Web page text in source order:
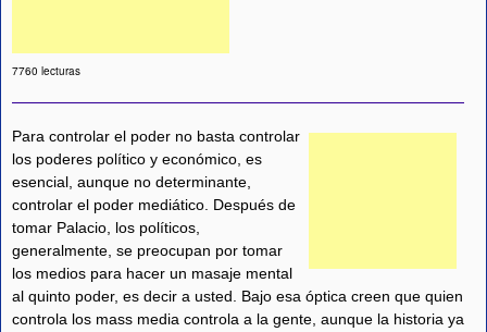
7760 lecturas
Para controlar el poder no basta controlar
los poderes político y económico, es
esencial, aunque no determinante,
controlar el poder mediático. Después de
tomar Palacio, los políticos,
generalmente, se preocupan por tomar
los medios para hacer un masaje mental
al quinto poder, es decir a usted. Bajo esa óptica creen que quien
controla los mass media controla a la gente, aunque la historia ya